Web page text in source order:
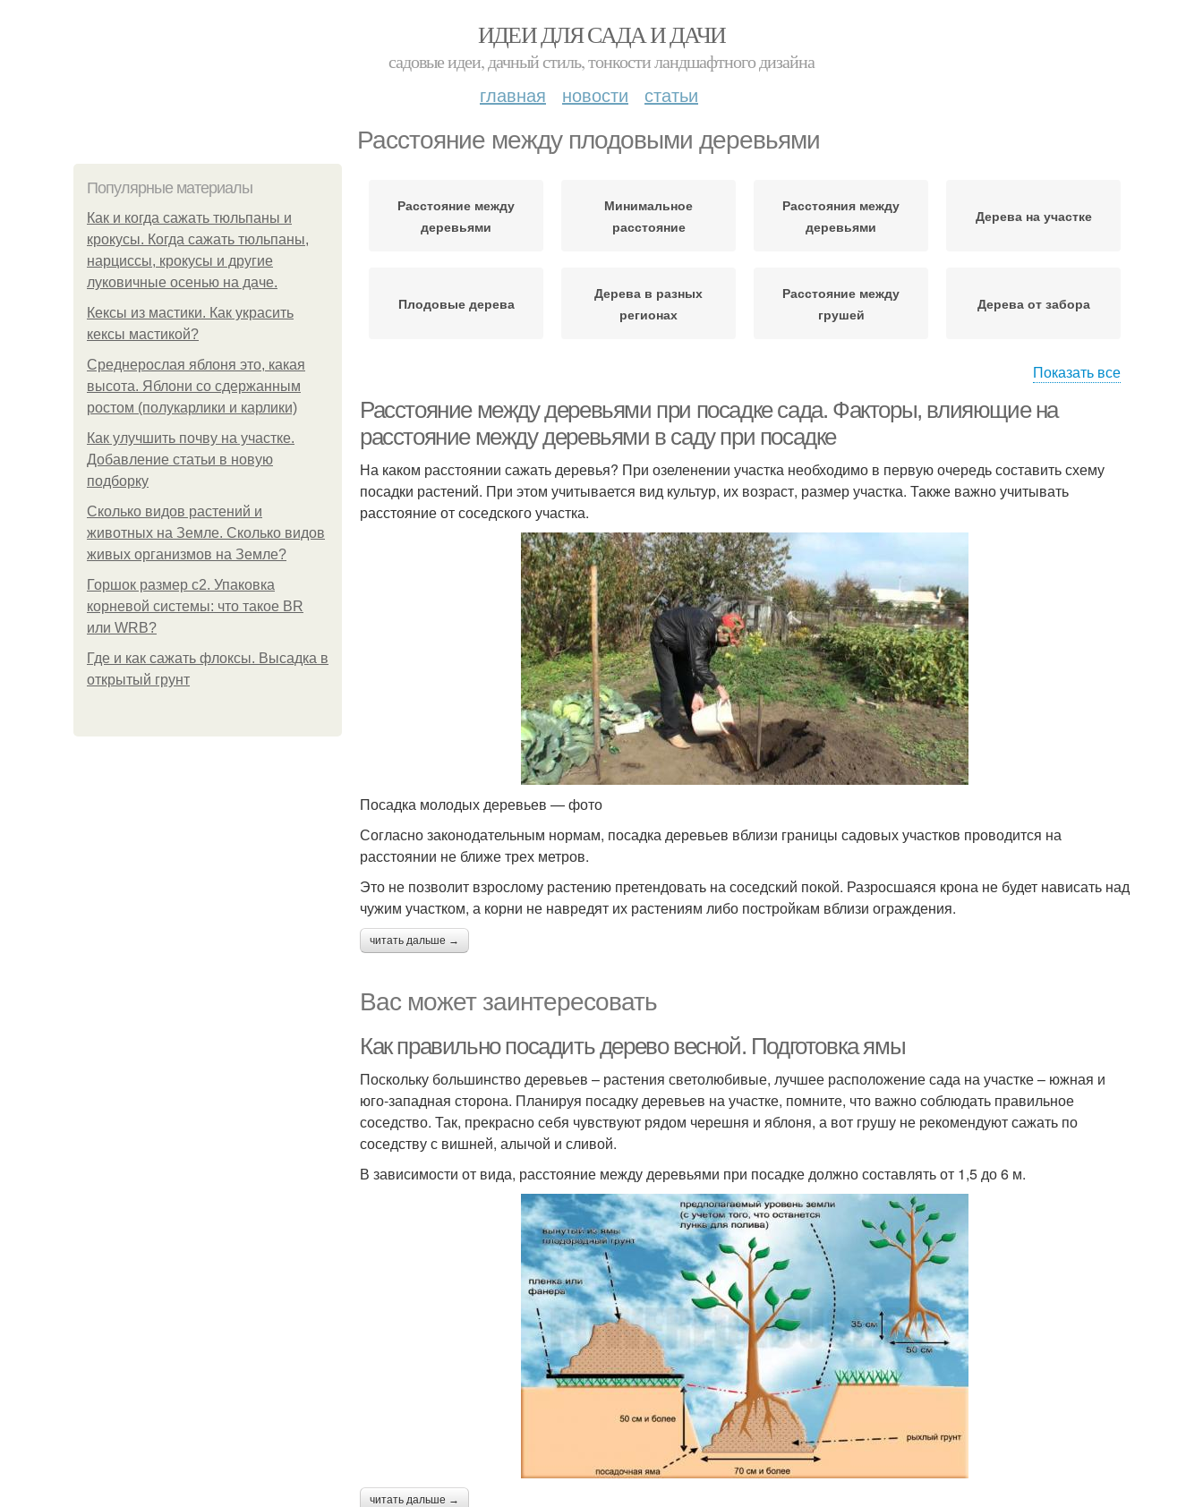
ИДЕИ ДЛЯ САДА И ДАЧИ
садовые идеи, дачный стиль, тонкости ландшафтного дизайна
главная новости статьи
Расстояние между плодовыми деревьями
Популярные материалы
Как и когда сажать тюльпаны и
крокусы. Когда сажать тюльпаны,
нарциссы, крокусы и другие
луковичные осенью на даче.
Кексы из мастики. Как украсить
кексы мастикой?
Среднерослая яблоня это, какая
высота. Яблони со сдержанным
ростом (полукарлики и карлики)
Как улучшить почву на участке.
Добавление статьи в новую
подборку
Сколько видов растений и
животных на Земле. Сколько видов
живых организмов на Земле?
Горшок размер с2. Упаковка
корневой системы: что такое BR
или WRB?
Где и как сажать флоксы. Высадка в
открытый грунт
Расстояние между
деревьями
Минимальное
расстояние
Расстояния между
деревьями
Дерева на участке
Плодовые дерева
Дерева в разных
регионах
Расстояние между
грушей
Дерева от забора
хвойными деревьями
Показать все
Расстояние между деревьями при посадке сада. Факторы, влияющие на
расстояние между деревьями в саду при посадке
На каком расстоянии сажать деревья? При озеленении участка необходимо в первую очередь составить схему
посадки растений. При этом учитывается вид культур, их возраст, размер участка. Также важно учитывать
расстояние от соседского участка.
Посадка молодых деревьев — фото
Согласно законодательным нормам, посадка деревьев вблизи границы садовых участков проводится на
расстоянии не ближе трех метров.
Это не позволит взрослому растению претендовать на соседский покой. Разросшаяся крона не будет нависать над
чужим участком, а корни не навредят их растениям либо постройкам вблизи ограждения.
читать дальше →
Вас может заинтересовать
Как правильно посадить дерево весной. Подготовка ямы
Поскольку большинство деревьев – растения светолюбивые, лучшее расположение сада на участке – южная и
юго-западная сторона. Планируя посадку деревьев на участке, помните, что важно соблюдать правильное
соседство. Так, прекрасно себя чувствуют рядом черешня и яблоня, а вот грушу не рекомендуют сажать по
соседству с вишней, алычой и сливой.
В зависимости от вида, расстояние между деревьями при посадке должно составлять от 1,5 до 6 м.
читать дальше →